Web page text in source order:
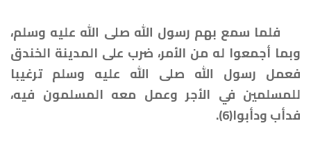
فلما سمع بهم رسول الله صلى الله عليه وسلم،
وبما أجمعوا له من الأمر، ضرب على المدينة الخندق
فعمل رسول الله صلى الله عليه وسلم ترغيبا
للمسلمين في الأجر وعمل معه المسلمون فيه،
فدأب ودأبوا(6).